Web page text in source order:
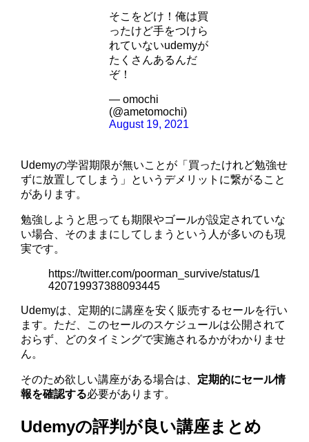
そこをどけ！俺は買
ったけど手をつけら
れていないudemyが
たくさんあるんだ
ぞ！
— omochi
(@ametomochi)
August 19, 2021
Udemyの学習期限が無いことが「買ったけれど勉強せ
ずに放置してしまう」というデメリットに繋がること
があります。
勉強しようと思っても期限やゴールが設定されていな
い場合、そのままにしてしまうという人が多いのも現
実です。
https://twitter.com/poorman_survive/status/1
420719937388093445
Udemyは、定期的に講座を安く販売するセールを行い
ます。ただ、このセールのスケジュールは公開されて
おらず、どのタイミングで実施されるかがわかりませ
ん。
そのため欲しい講座がある場合は、 定期的にセール情
報を確認する必要があります。
Udemyの評判が良い講座まとめ